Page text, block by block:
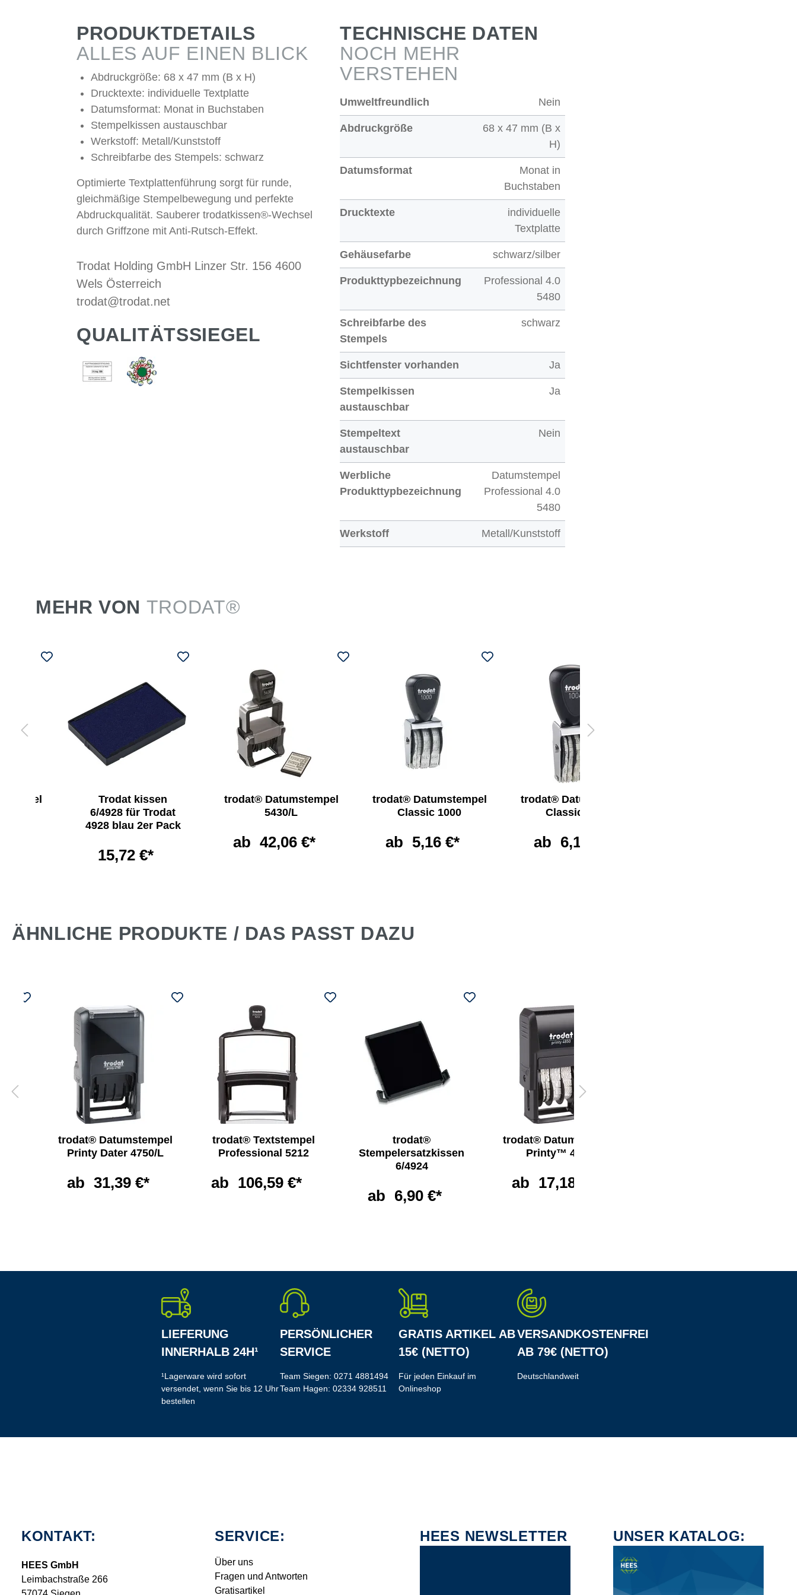
PRODUKTDETAILS
ALLES AUF EINEN BLICK
Abdruckgröße: 68 x 47 mm (B x H)
Drucktexte: individuelle Textplatte
Datumsformat: Monat in Buchstaben
Stempelkissen austauschbar
Werkstoff: Metall/Kunststoff
Schreibfarbe des Stempels: schwarz
Optimierte Textplattenführung sorgt für runde,
gleichmäßige Stempelbewegung und perfekte
Abdruckqualität. Sauberer trodatkissen®-Wechsel
durch Griffzone mit Anti-Rutsch-Effekt.
Trodat Holding GmbH Linzer Str. 156 4600
Wels Österreich
trodat@trodat.net
QUALITÄTSSIEGEL
TECHNISCHE DATEN
NOCH MEHR
VERSTEHEN
Umweltfreundlich Nein
Abdruckgröße
68 x 47 mm (B x
H)
Datumsformat
Monat in
Buchstaben
Drucktexte
individuelle
Textplatte
Gehäusefarbe schwarz/silber
Produkttypbezeichnung
Professional 4.0
5480
Schreibfarbe des
Stempels
schwarz
Sichtfenster vorhanden Ja
Stempelkissen
austauschbar
Ja
Stempeltext
austauschbar
Nein
Werbliche
Produkttypbezeichnung
Datumstempel
Professional 4.0
5480
Werkstoff Metall/Kunststoff
MEHR VON TRODAT®
Trodat kissen
6/4928 für Trodat
4928 blau 2er Pack
15,72 €*
trodat® Datumstempel
5430/L
ab 42,06 €*
trodat® Datumstempel
Classic 1000
ab 5,16 €*
trodat® Datumstempel
Classic 1004
ab 6,16 €*
ÄHNLICHE PRODUKTE / DAS PASST DAZU
trodat® Datumstempel
Printy Dater 4750/L
ab 31,39 €*
trodat® Textstempel
Professional 5212
ab 106,59 €*
trodat®
Stempelersatzkissen
6/4924
ab 6,90 €*
trodat® Datumstempel
Printy™ 4850
ab 17,18 €*
LIEFERUNG
INNERHALB 24H¹
¹Lagerware wird sofort
versendet, wenn Sie bis 12 Uhr
bestellen
PERSÖNLICHER
SERVICE
Team Siegen: 0271 4881494
Team Hagen: 02334 928511
GRATIS ARTIKEL AB
15€ (NETTO)
Für jeden Einkauf im
Onlineshop
VERSANDKOSTENFREI
AB 79€ (NETTO)
Deutschlandweit
KONTAKT:
HEES GmbH
Leimbachstraße 266
SERVICE:
Über uns
Fragen und Antworten
Gratisartikel
HEES NEWSLETTER UNSER KATALOG: